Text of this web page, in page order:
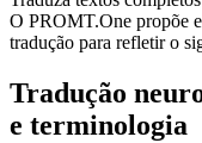
O PROMT.One propõe
tradução para refletir o
Tradução
e terminologia